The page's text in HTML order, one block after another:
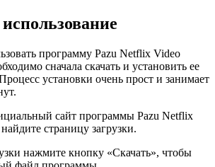
программу Pazu Netflix Video
сначала скачать и установить ее
установки очень прост и занимает
сайт программы Pazu Netflix
страницу загрузки.
нажмите кнопку «Скачать», чтобы